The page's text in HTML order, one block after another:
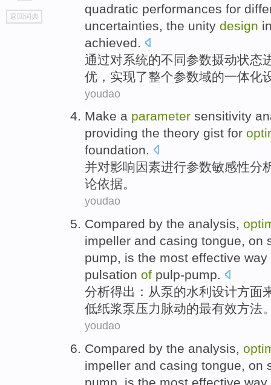
go
top
返回词典
quadratic performances for
uncertainties, the unity design
achieved
通过对系统的不同参数摄动状态
优，实现了整个参数域的一体化
youdao
Make a parameter sensitivity
providing the theory gist for
foundation.
并对影响因素进行参数敏感性分
论依据。
youdao
Compared by the analysis,
impeller and casing tongue, on
pump, is the most effective way
pulsation of pulp-pump.
分析得出：从泵的水利 设计方面
低纸浆泵压力 脉动的最有效方法
youdao
Compared by the analysis,
impeller and casing tongue, on